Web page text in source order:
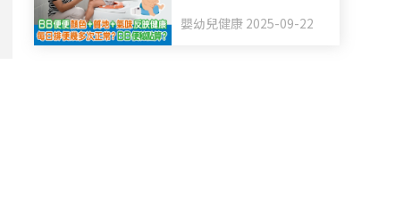
BB便秘點算？
嬰幼兒健康 2025-09-22